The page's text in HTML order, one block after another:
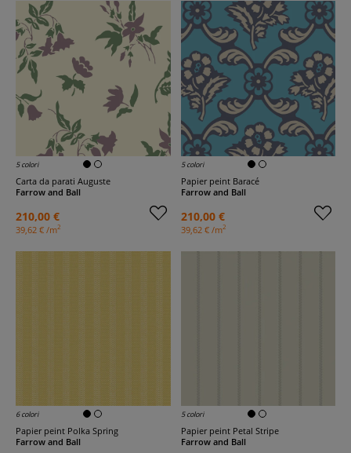
5 colori
Carta da parati Auguste
Farrow and Ball
210,00 €
39,62 € /m2
5 colori
Papier peint Baracé
Farrow and Ball
210,00 €
39,62 € /m2
6 colori
Papier peint Polka Spring
Farrow and Ball
5 colori
Papier peint Petal Stripe
Farrow and Ball